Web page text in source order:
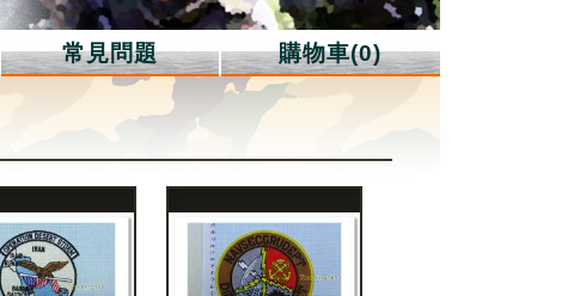
常見問題 購物車(0)